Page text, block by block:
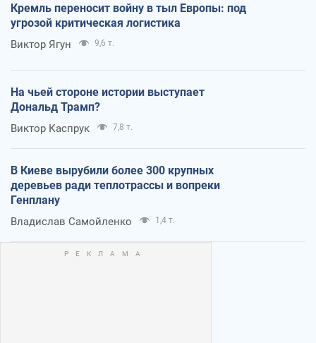
Кремль переносит войну в тыл Европы: под
угрозой критическая логистика
Виктор Ягун 9,6 т.
На чьей стороне истории выступает
Дональд Трамп?
Виктор Каспрук 7,8 т.
В Киеве вырубили более 300 крупных
деревьев ради теплотрассы и вопреки
Генплану
Владислав Самойленко 1,4 т.